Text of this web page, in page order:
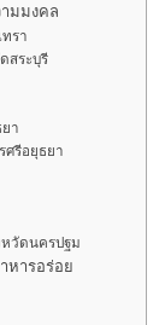
มมงคล
รา
สระบุรี
า
ศรีอยุธยา
หวัดนครปฐม
หารอร่อย